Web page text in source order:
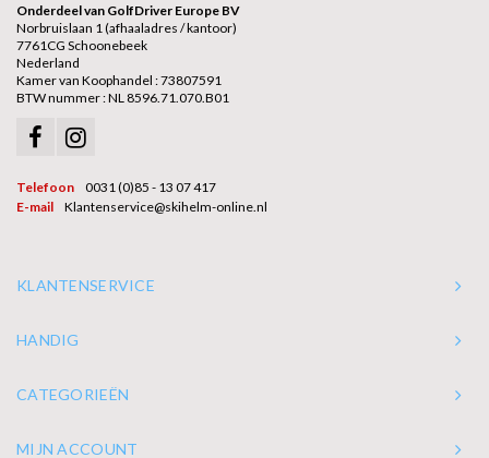
Onderdeel van GolfDriver Europe BV
Norbruislaan 1 (afhaaladres / kantoor)
7761CG Schoonebeek
Nederland
Kamer van Koophandel : 73807591
BTW nummer : NL 8596.71.070.B01
Telefoon
0031 (0)85 - 13 07 417
E-mail
Klantenservice@skihelm-online.nl
KLANTENSERVICE
HANDIG
CATEGORIEËN
MIJN ACCOUNT